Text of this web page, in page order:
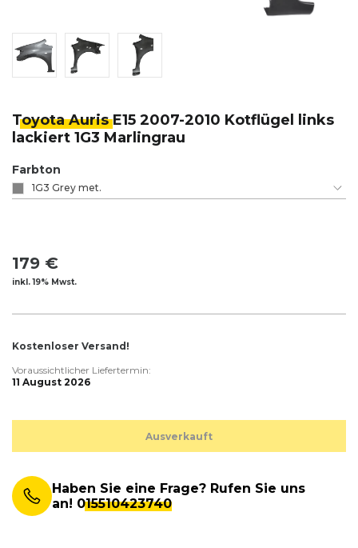
Toyota AurisE15 2007-2010 Kotflügel links
lackiert 1G3 Marlingrau
Farbton
1G3 Grey met.
179 €
inkl. 19% Mwst.
Kostenloser Versand!
Voraussichtlicher Liefertermin:
11 August 2026
Ausverkauft
Haben Sie eine Frage? Rufen Sie uns
an! 015510423740